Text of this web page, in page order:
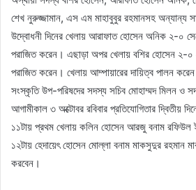
শেখ নুরুজ্জামান, এস এম মাহাবুবুর রহমানসহ অন্যান্য
উদ্বোধনী দিনের খেলায় আরাফাত হোসেন অনিক ২-০
পরাজিত করেন। এছাড়া অপর খেলায় বশির হোসেন ২-০
পরাজিত করেন। খেলায় আম্পায়ারের দায়িত্ব পালন
সংস্কৃতি উপ-পরিষদের সদস্য সচিব মোহাম্মদ মিলন ও
আগামীকাল ৩ অক্টোবর রবিবার প্রতিযোগিতার দ্বিতীয়
১১টায় প্রথম খেলায় কলিন হোসেন আরজু বনাম রফিউল
১২টায় হেদায়েৎ হোসেন মোল্লা বনাম মাকসুদুর রহমান
করবেন।